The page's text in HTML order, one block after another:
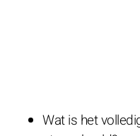
Wat is het